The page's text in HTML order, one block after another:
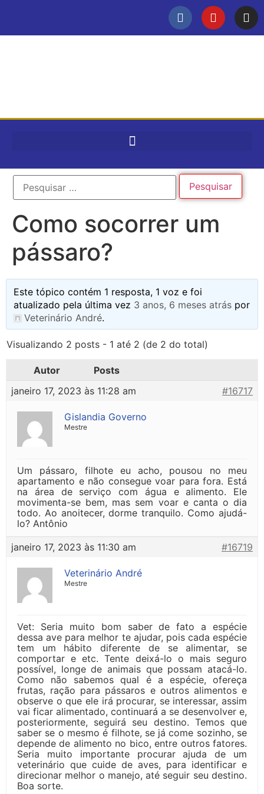
Como socorrer um
pássaro?
Este tópico contém 1 resposta, 1 voz e foi
atualizado pela última vez 3 anos, 6 meses atráspor
Veterinário André.
Visualizando 2 posts - 1 até 2 (de 2 do total)
Autor
Posts
janeiro 17, 2023 às 11:28 am
#16717
Gislandia Governo
Mestre
Um pássaro, filhote eu acho, pousou no meu
apartamento e não consegue voar para fora. Está
na área de serviço com água e alimento. Ele
movimenta-se bem, mas sem voar e canta o dia
todo. Ao anoitecer, dorme tranquilo. Como ajudá-
lo? Antônio
janeiro 17, 2023 às 11:30 am
#16719
Veterinário André
Mestre
Vet: Seria muito bom saber de fato a espécie
dessa ave para melhor te ajudar, pois cada espécie
tem um hábito diferente de se alimentar, se
comportar e etc. Tente deixá-lo o mais seguro
possível, longe de animais que possam atacá-lo.
Como não sabemos qual é a espécie, ofereça
frutas, ração para pássaros e outros alimentos e
observe o que ele irá procurar, se interessar, assim
vai ficar alimentado, continuará a se desenvolver e,
posteriormente, seguirá seu destino. Temos que
saber se o mesmo é filhote, se já come sozinho, se
depende de alimento no bico, entre outros fatores.
Seria muito importante procurar ajuda de um
veterinário que cuide de aves, para identificar e
direcionar melhor o manejo, até seguir seu destino.
Boa sorte.